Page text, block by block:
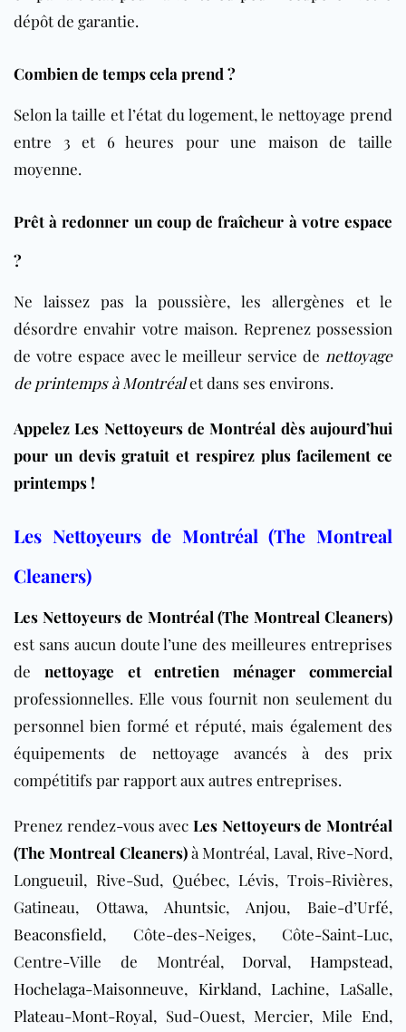
dépôt de garantie.
Combien de temps cela prend ?
Selon la taille et l’état du logement, le nettoyage prend
entre 3 et 6 heures pour une maison de taille
moyenne.
Prêt à redonner un coup de fraîcheur à votre espace
?
Ne laissez pas la poussière, les allergènes et le
désordre envahir votre maison. Reprenez possession
de votre espace avec le meilleur service de nettoyage
de printemps à Montréalet dans ses environs.
Appelez Les Nettoyeurs de Montréal dès aujourd’hui
pour un devis gratuit et respirez plus facilement ce
printemps !
Les Nettoyeurs de Montréal (The Montreal
Cleaners)
Les Nettoyeurs de Montréal (The Montreal Cleaners)
est sans aucun doute l’une des meilleures entreprises
de nettoyage et entretien ménager commercial
professionnelles. Elle vous fournit non seulement du
personnel bien formé et réputé, mais également des
équipements de nettoyage avancés à des prix
compétitifs par rapport aux autres entreprises.
Prenez rendez-vous avec Les Nettoyeurs de Montréal
(The Montreal Cleaners)à Montréal, Laval, Rive-Nord,
Longueuil, Rive-Sud, Québec, Lévis, Trois-Rivières,
Gatineau, Ottawa, Ahuntsic, Anjou, Baie-d’Urfé,
Beaconsfield, Côte-des-Neiges, Côte-Saint-Luc,
Centre-Ville de Montréal, Dorval, Hampstead,
Hochelaga-Maisonneuve, Kirkland, Lachine, LaSalle,
Plateau-Mont-Royal, Sud-Ouest, Mercier, Mile End,